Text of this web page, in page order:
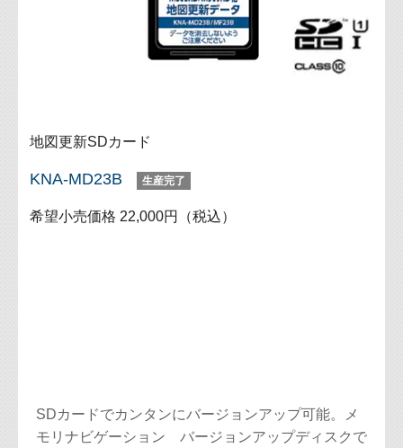
地図更新SDカード
KNA-MD23B 生産完了
希望小売価格 22,000円（税込）
SDカードでカンタンにバージョンアップ可能。メ
モリナビゲーション バージョンアップディスクで